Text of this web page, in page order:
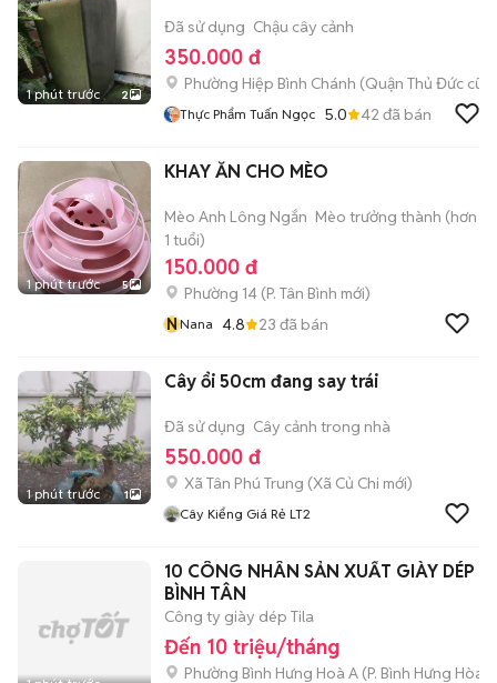
1 phút trước 2
Đã sử dụng Chậu cây cảnh
350.000 đ
Phường Hiệp Bình Chánh (Quận Thủ Đức cũ)
Thực Phẩm Tuấn Ngọc 5.0 42 đã bán
1 phút trước 5
KHAY ĂN CHO MÈO
Mèo Anh Lông Ngắn Mèo trưởng thành (hơn
1 tuổi)
150.000 đ
Phường 14 (P. Tân Bình mới)
NNana 4.8 23 đã bán
1 phút trước 1
Cây ổi 50cm đang say trái
Đã sử dụng Cây cảnh trong nhà
550.000 đ
Xã Tân Phú Trung (Xã Củ Chi mới)
Cây Kiểng Giá Rẻ LT2
10 CÔNG NHÂN SẢN XUẤT GIÀY DÉP
BÌNH TÂN
Công ty giày dép Tila
Đến 10 triệu/tháng
Phường Bình Hưng Hoà A (P. Bình Hưng Hòa